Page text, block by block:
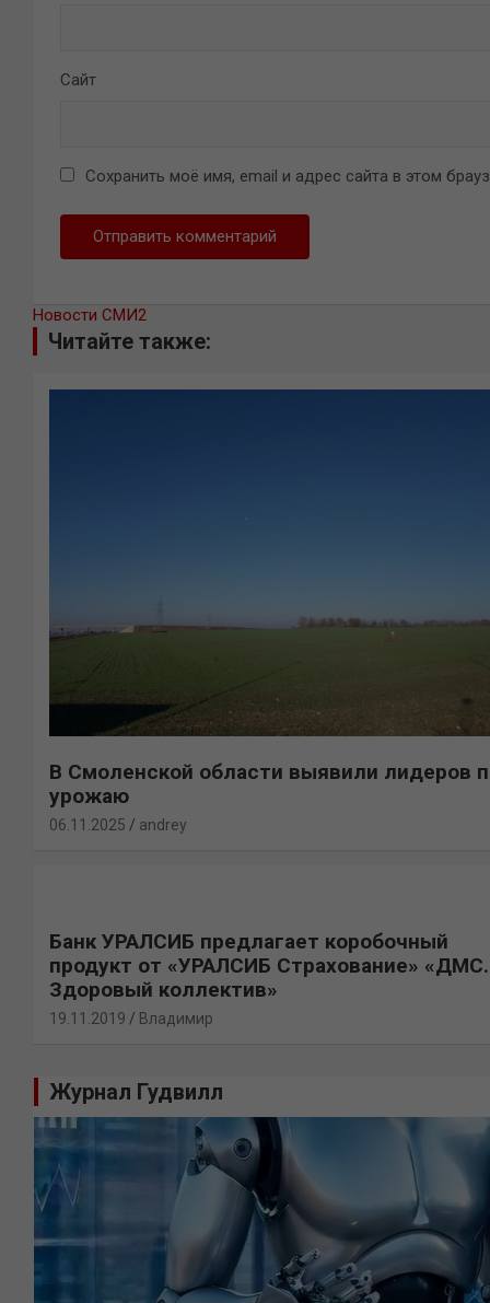
Сайт
Сохранить моё имя, email и адрес сайта в этом
Новости СМИ2
Читайте также:
В Смоленской области выявили лидеров
урожаю
06.11.2025 andrey
Банк УРАЛСИБ предлагает коробочный
продукт от «УРАЛСИБ Страхование» «ДМС.
Здоровый коллектив»
19.11.2019 Владимир
Журнал Гудвилл